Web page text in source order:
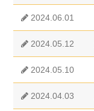
2024.06.01
2024.05.12
2024.05.10
2024.04.03